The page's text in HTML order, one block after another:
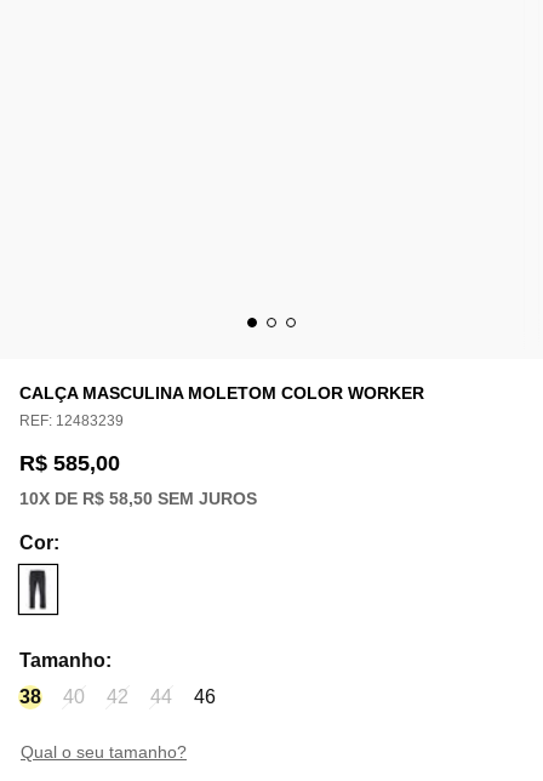
CALÇA MASCULINA MOLETOM COLOR WORKER
REF: 12483239
R$ 585,00
10X DE R$ 58,50 SEM JUROS
Cor:
Tamanho:
38
40 42 44 46
qual o seu tamanho?